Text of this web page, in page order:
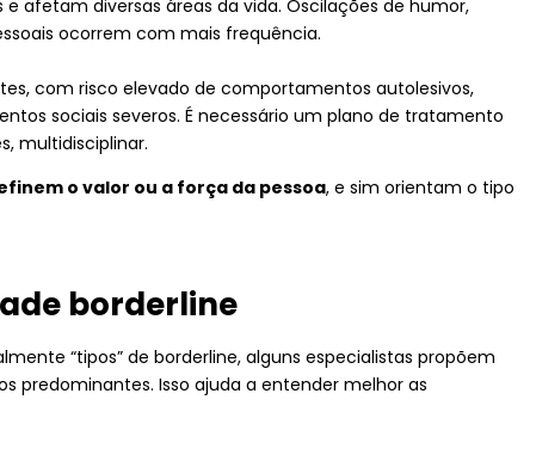
afetam diversas áreas da vida. Oscilações de humor,
ocorrem com mais frequência.
com risco elevado de comportamentos autolesivos,
sociais severos. É necessário um plano de tratamento
multidisciplinar.
o valor ou a força da pessoa, e sim orientam o tipo
borderline
“tipos” de borderline, alguns especialistas propõem
predominantes. Isso ajuda a entender melhor as